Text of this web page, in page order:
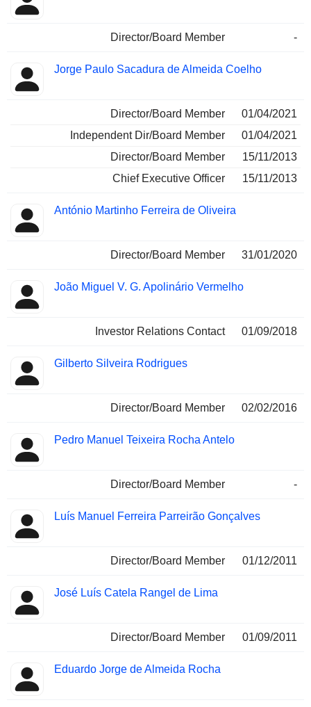
Director/Board Member -
Jorge Paulo Sacadura de Almeida Coelho
Director/Board Member
01/04/2021
Independent Dir/Board Member
01/04/2021
Director/Board Member
15/11/2013
Chief Executive Officer
15/11/2013
António Martinho Ferreira de Oliveira
Director/Board Member 31/01/2020
João Miguel V. G. Apolinário Vermelho
Investor Relations Contact 01/09/2018
Gilberto Silveira Rodrigues
Director/Board Member 02/02/2016
Pedro Manuel Teixeira Rocha Antelo
Director/Board Member -
Luís Manuel Ferreira Parreirão Gonçalves
Director/Board Member 01/12/2011
José Luís Catela Rangel de Lima
Director/Board Member 01/09/2011
Eduardo Jorge de Almeida Rocha